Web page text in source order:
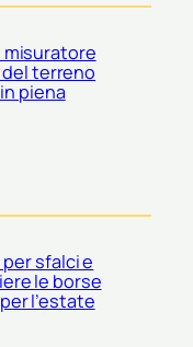
misuratore
terreno
piena
sfalci e
le borse
l’estate